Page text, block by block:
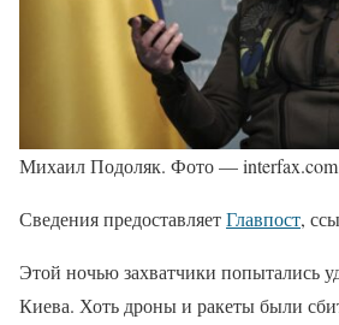
Михаил Подоляк. Фото —
Сведения предоставляетГлавпост,
Этой ночью захватчики попытались
Киева. Хоть дроны и ракеты были